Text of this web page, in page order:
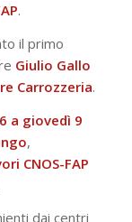
.
il primo
Giulio Gallo
Carrozzeria.
a giovedì 9
,
CNOS-FAP
dai centri